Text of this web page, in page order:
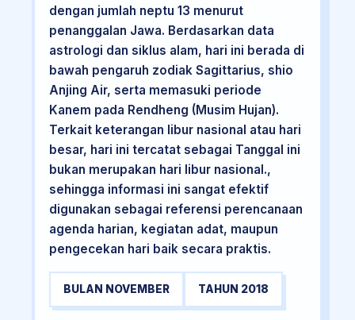
dengan jumlah neptu 13 menurut
penanggalan Jawa. Berdasarkan data
astrologi dan siklus alam, hari ini berada di
bawah pengaruh zodiak Sagittarius, shio
Anjing Air, serta memasuki periode
Kanem pada Rendheng (Musim Hujan).
Terkait keterangan libur nasional atau hari
besar, hari ini tercatat sebagai Tanggal ini
bukan merupakan hari libur nasional.,
sehingga informasi ini sangat efektif
digunakan sebagai referensi perencanaan
agenda harian, kegiatan adat, maupun
pengecekan hari baik secara praktis.
BULAN NOVEMBER TAHUN 2018